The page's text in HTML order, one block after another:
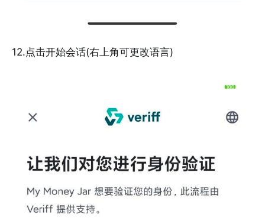
12.点击开始会话(右上角可更改语言)